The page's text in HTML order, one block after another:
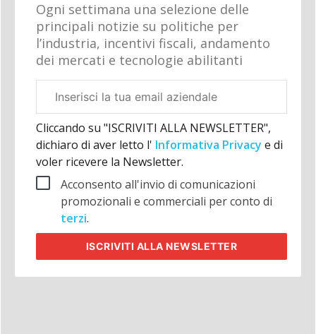
Ogni settimana una selezione delle
principali notizie su politiche per
l’industria, incentivi fiscali, andamento
dei mercati e tecnologie abilitanti
aziendale
Cliccando su "ISCRIVITI ALLA NEWSLETTER",
dichiaro di aver letto l' Informativa Privacy e di
voler ricevere la Newsletter.
Acconsento all'invio di comunicazioni
promozionali e commerciali per conto di
terzi.
ISCRIVITI ALLA NEWSLETTER